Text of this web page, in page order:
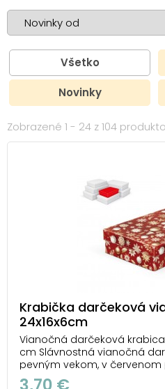
Všetko
Novinky
Zobrazené 1 - 24 z 104
Krabička darčeková
24x16x6cm
Vianočná darčeková krabica
cm Slávnostná vianočná
pevným vekom, v
bielymi motívmi vločiek,